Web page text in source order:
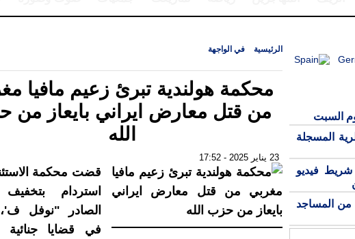
السبت
المسجلة
فيديو
من المساجد
الرئيسية في الواجهة
محكمة هولندية تبرئ زعيم مافيا
من قتل معارض ايراني بايعاز من
الله
23 يناير 2025 - 17:52
قضت محكمة
استردام
الصادر "نوفل ف'،
في قضايا جنائية